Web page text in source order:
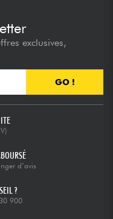
exclusives,
GO !
d’avis
?
900